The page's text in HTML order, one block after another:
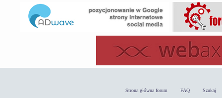
Strona główna forum FAQ Szukaj